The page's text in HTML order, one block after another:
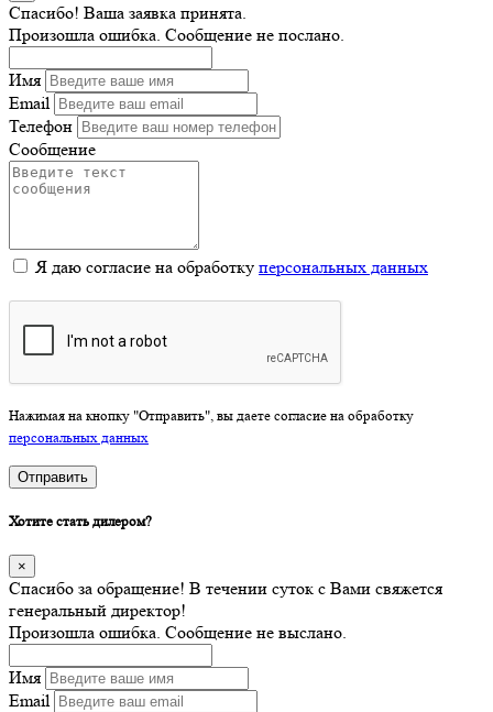
Спасибо! Ваша заявка принята.
Произошла ошибка. Сообщение не послано.
Имя
Email
Телефон
Сообщение
Я даю согласие на обработку персональных данных
Нажимая на кнопку "Отправить", вы даете согласие на обработку
персональных данных
Отправить
Хотите стать дилером?
×
Спасибо за обращение! В течении суток с Вами свяжется
генеральный директор!
Произошла ошибка. Сообщение не выслано.
Имя
Email